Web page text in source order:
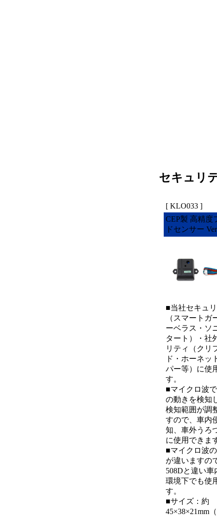
セキュリ
[ KLO033 ]
CEP製 高精度
ドセンサー
■当社セキュ
（スマートガ
ーベラス・ソ
タート）・社
リティ（クリ
ド・ホーネッ
パー等）に使
す。
■マイクロ波
の動きを検知
検知範囲が調
すので、車内
知、車外うろ
に使用できま
■マイクロ波
が違いますの
508Dと違い
環境下でも使
す。
■サイズ：約
45×38×21mm